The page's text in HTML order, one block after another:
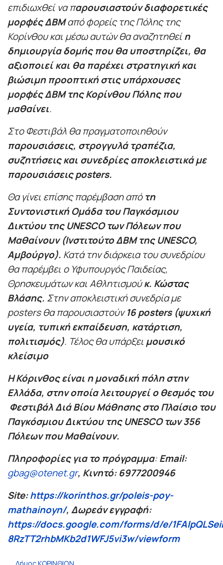
επιδιωχθεί να παρουσιαστούν διαφορετικές
μορφές ΔΒΜαπό φορείς της Πόλης της
Κορίνθου και μέσω αυτών θα αναζητηθείη
δημιουργία δομής που θα υποστηρίζει, θα
αξιοποιεί και θα παρέχει στρατηγική και
βιώσιμη προοπτική στις υπάρχουσες
μορφές ΔΒΜ της Κορίνθου Πόλης που
μαθαίνει.
Στο Φεστιβάλ θα πραγματοποιηθούν
παρουσιάσεις, στρογγυλά τραπέζια,
συζητήσεις και συνεδρίες αποκλειστικά με
παρουσιάσειςposters.
Θα γίνει επίσης παρέμβαση απότη
Συντονιστική Ομάδα του Παγκόσμιου
Δικτύου τηςUNESCOτων Πόλεων που
Μαθαίνουν (Ινστιτούτο ΔΒΜ τηςUNESCO,
Αμβούργο). Κατά την διάρκεια του συνεδρίου
θα παρέμβει ο Υφυπουργός Παιδείας,
Θρησκευμάτων και Αθλητισμούκ. Κώστας
Βλάσης. Στην αποκλειστική συνεδρία με
posters θα παρουσιαστούν16posters(ψυχική
υγεία, τυπική εκπαίδευση, κατάρτιση,
πολιτισμός). Τέλος θα υπάρξει μουσικό
κλείσιμο
Η Κόρινθος είναι η μοναδική πόλη στην
Ελλάδα, στην οποία λειτουργεί ο θεσμός του
Φεστιβάλ Διά Βίου Μάθησης στο Πλαίσιο του
Παγκόσμιου Δικτύου τηςUNESCOτων 356
Πόλεων που Μαθαίνουν.
Πληροφορίες για το πρόγραμμα:Email:
gbag@otenet.gr, Kινητό: 6977200946
Site:https://korinthos.gr/poleis-poy-
mathainoyn/, Δωρεάν εγγραφή:
https://docs.google.com/forms/d/e/
8RzTT2rhbMKb2d1WFJ5vi3w/viewform
Δήμος ΚΟΡΙΝΘΙΩΝ